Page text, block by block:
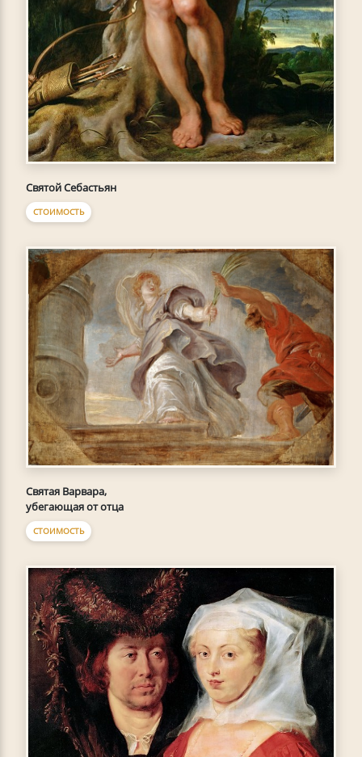
Святой Себастьян
СТОИМОСТЬ
Святая Варвара,
убегающая от отца
СТОИМОСТЬ